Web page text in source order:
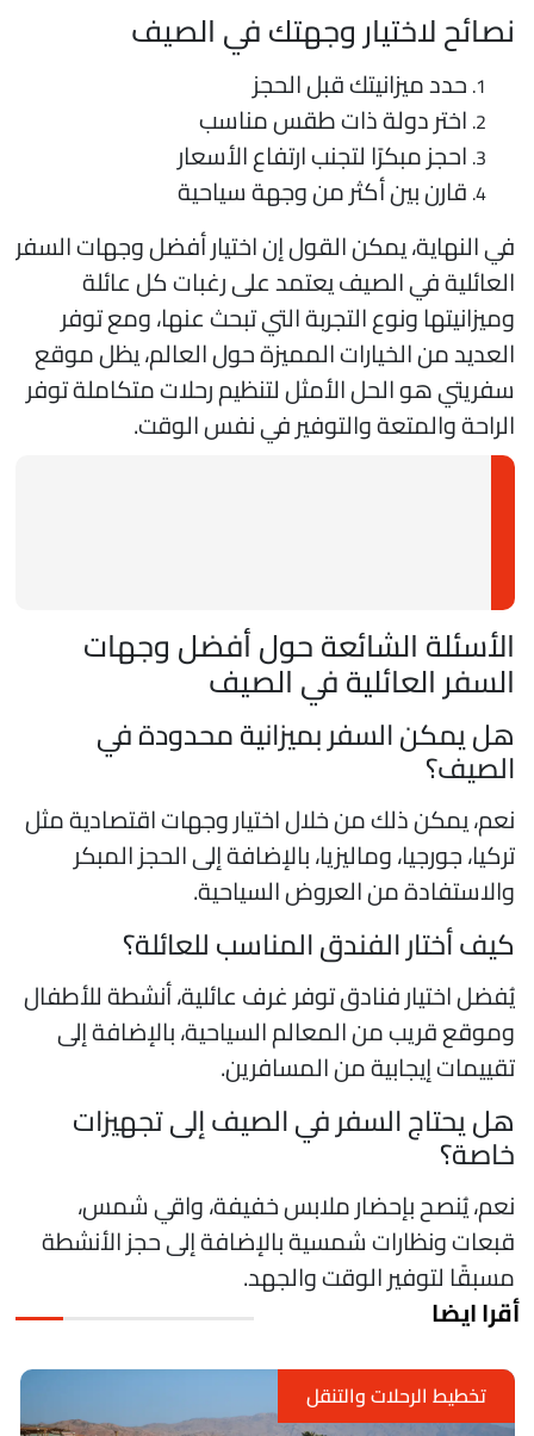
لاختيار وجهتك في الصيف
حدد ميزانيتك قبل الحجز
اختر دولة ذات طقس مناسب
احجز مبكرًا لتجنب ارتفاع الأسعار
قارن بين أكثر من وجهة سياحية
النهاية، يمكن القول إن اختيار أفضل وجهات السفر
في الصيف يعتمد على رغبات كل عائلة
ونوع التجربة التي تبحث عنها، ومع توفر
من الخيارات المميزة حول العالم، يظل موقع
هو الحل الأمثل لتنظيم رحلات متكاملة توفر
والمتعة والتوفير في نفس الوقت.
الشائعة حول أفضل وجهات
العائلية في الصيف
يمكن السفر بميزانية محدودة في
يمكن ذلك من خلال اختيار وجهات اقتصادية مثل
جورجيا، وماليزيا، بالإضافة إلى الحجز المبكر
من العروض السياحية.
أختار الفندق المناسب للعائلة؟
اختيار فنادق توفر غرف عائلية، أنشطة للأطفال
قريب من المعالم السياحية، بالإضافة إلى
إيجابية من المسافرين.
يحتاج السفر في الصيف إلى تجهيزات
يُنصح بإحضار ملابس خفيفة، واقي شمس،
ونظارات شمسية بالإضافة إلى حجز الأنشطة
لتوفير الوقت والجهد.
ايضا
الرحلات والتنقل